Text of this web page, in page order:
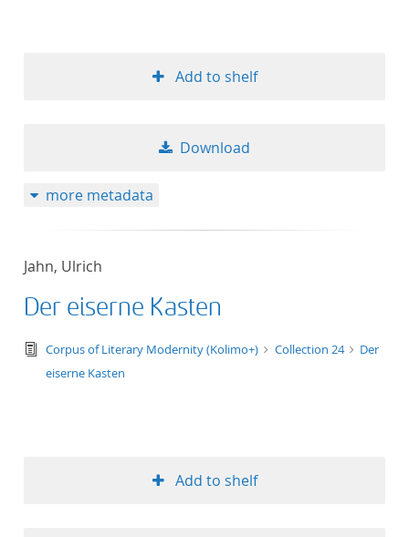
Add to shelf
Download
more metadata
Jahn, Ulrich
Der eiserne Kasten
text/tg.edition+tg.aggregation+xml
Corpus of Literary Modernity (Kolimo+) Collection 24
Der
eiserne Kasten
Add to shelf